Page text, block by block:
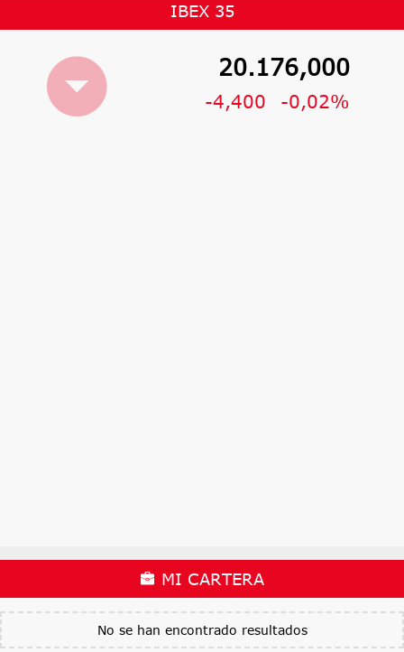
IBEX 35
20.176,000
-4,400 -0,02%
MI CARTERA
No se han encontrado resultados